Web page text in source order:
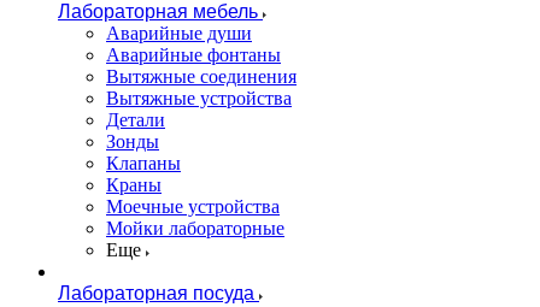
Лабораторная мебель
Аварийные души
Аварийные фонтаны
Вытяжные соединения
Вытяжные устройства
Детали
Зонды
Клапаны
Краны
Моечные устройства
Мойки лабораторные
Еще
Лабораторная посуда